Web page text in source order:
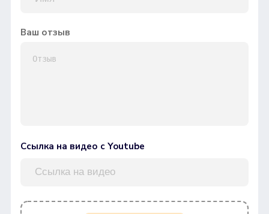
Ваш отзыв
Ссылка на видео с Youtube